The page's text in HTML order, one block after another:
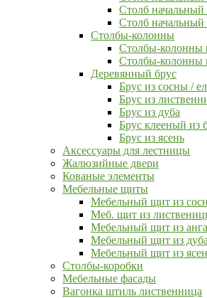
Столб начальный
Столб начальный
Столбы-колонны
Столбы-колонны
Столбы-колонны
Деревянный брус
Брус из сосны /
Брус из
Брус из дуба
Брус клееный из
Брус из ясень
Аксессуары для лестницы
Жалюзийные двери
Кованые элементы
Мебельные щиты
Мебельный щит из
Меб. щит из
Мебельный щит из
Мебельный щит из дуба
Мебельный щит из
Столбы-коробки
Мебельные фасады
Вагонка штиль лиственница